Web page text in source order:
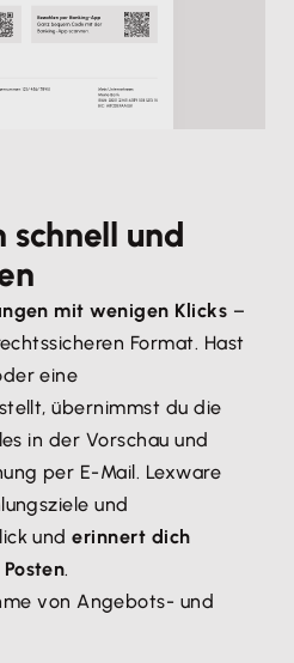
schnell und
mit wenigen Klicks –
Format. Hast
eine
übernimmst du die
in der Vorschau und
per E-Mail. Lexware
und
underinnert dich
.
von Angebots- und